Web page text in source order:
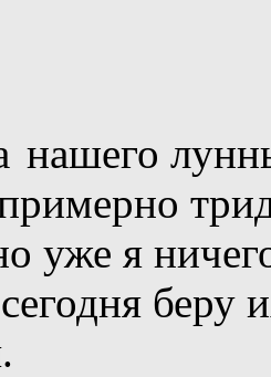
нашего
уже я
беру